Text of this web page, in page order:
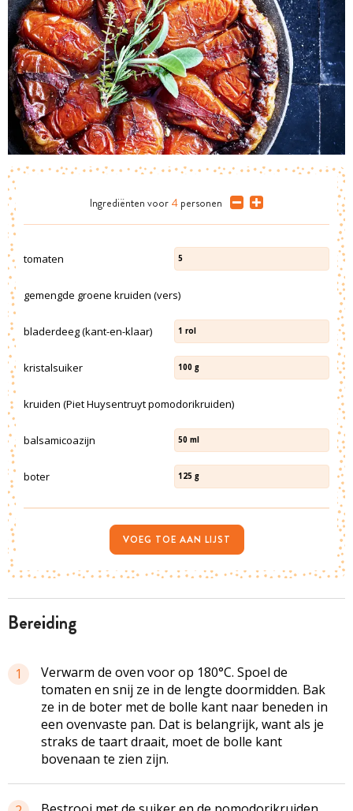
bereiding
1
Verwarm de oven voor op 180°C. Spoel de
tomaten en snij ze in de lengte doormidden. Bak
ze in de boter met de bolle kant naar beneden in
een ovenvaste pan. Dat is belangrijk, want als je
straks de taart draait, moet de bolle kant
bovenaan te zien zijn.
Ingrediënten voor 4 personen
tomaten 5
gemengde groene kruiden (vers)
bladerdeeg (kant-en-klaar) 1 rol
kristalsuiker 100 g
kruiden (Piet Huysentruyt pomodorikruiden)
balsamicoazijn 50 ml
boter 125 g
VOEG TOE AAN LIJST